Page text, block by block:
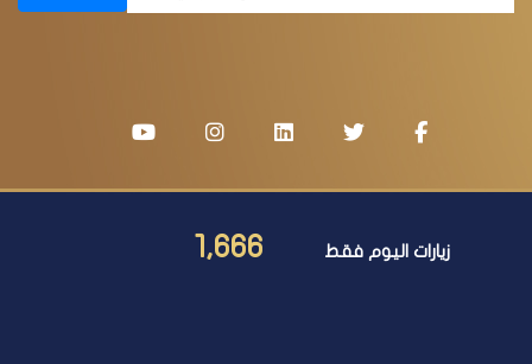
زيارات اليوم فقط 1,666